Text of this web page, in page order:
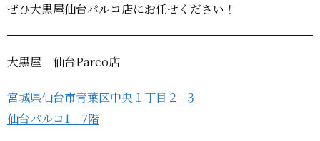
ぜひ大黒屋仙台パルコ店にお任せください！
大黒屋 仙台Parco店
宮城県仙台市青葉区中央１丁目２−３
仙台パルコ1 7階